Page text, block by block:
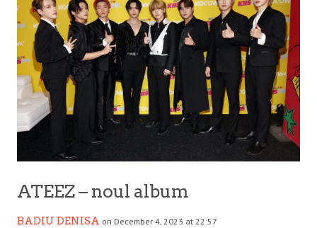
ATEEZ – noul album
BADIU DENISA on December 4, 2023 at 22:57